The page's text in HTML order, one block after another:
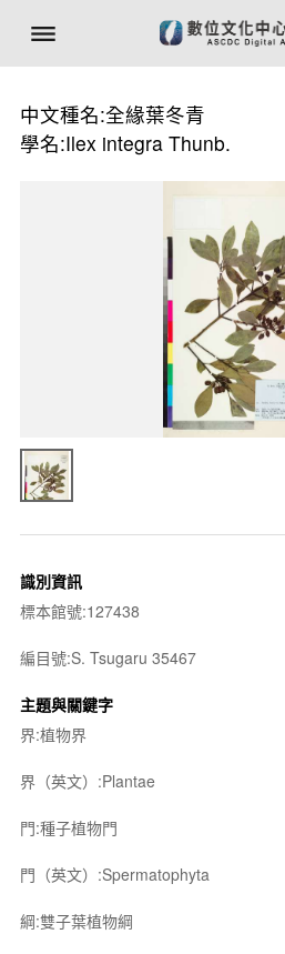
中文種名:全緣葉冬青
學名:Ilex integra Thunb.
識別資訊
標本館號:127438
編目號:S. Tsugaru 35467
主題與關鍵字
界:植物界
界（英文）:Plantae
門:種子植物門
門（英文）:Spermatophyta
綱:雙子葉植物綱